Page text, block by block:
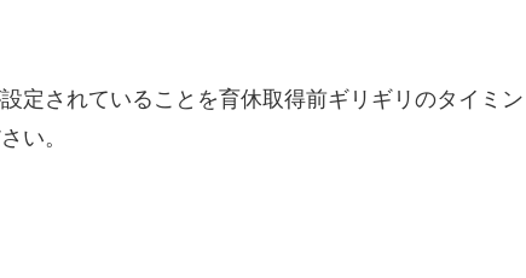
定されていることを育休取得前ギリギリのタイミン
い。